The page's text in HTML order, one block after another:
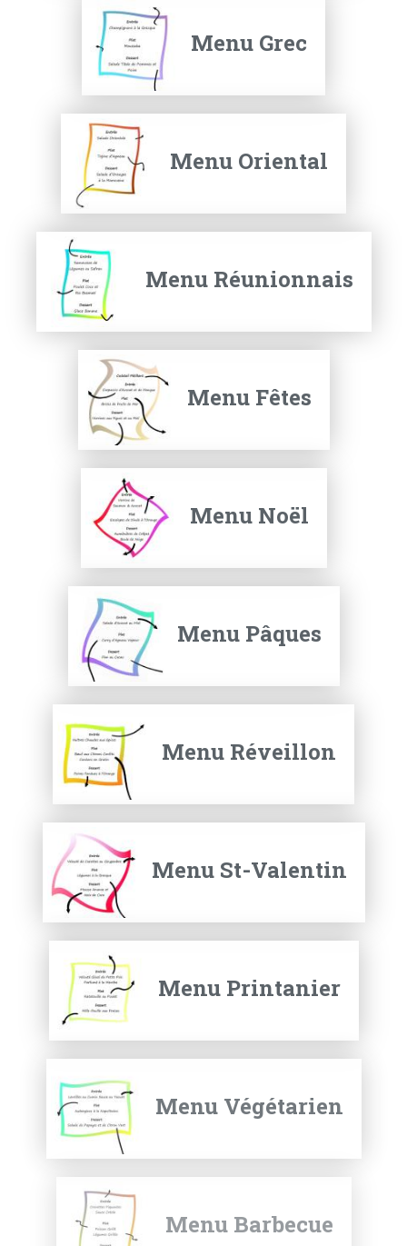
Menu Grec
Menu Oriental
Menu Réunionnais
Menu Fêtes
Menu Noël
Menu Pâques
Menu Réveillon
Menu St-Valentin
Menu Printanier
Menu Végétarien
Menu Barbecue